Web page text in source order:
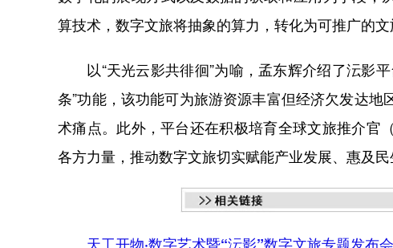
算技术，数字文旅将抽象的算力，转化为可推广的
以“天光云影共徘徊”为喻，孟东辉介绍了沄影平
条”功能，该功能可为旅游资源丰富但经济欠发达
术痛点。此外，平台还在积极培育全球文旅推介官
各方力量，推动数字文旅切实赋能产业发展、惠及
天工开物·数字艺术暨“沄影”数字文旅专题发布